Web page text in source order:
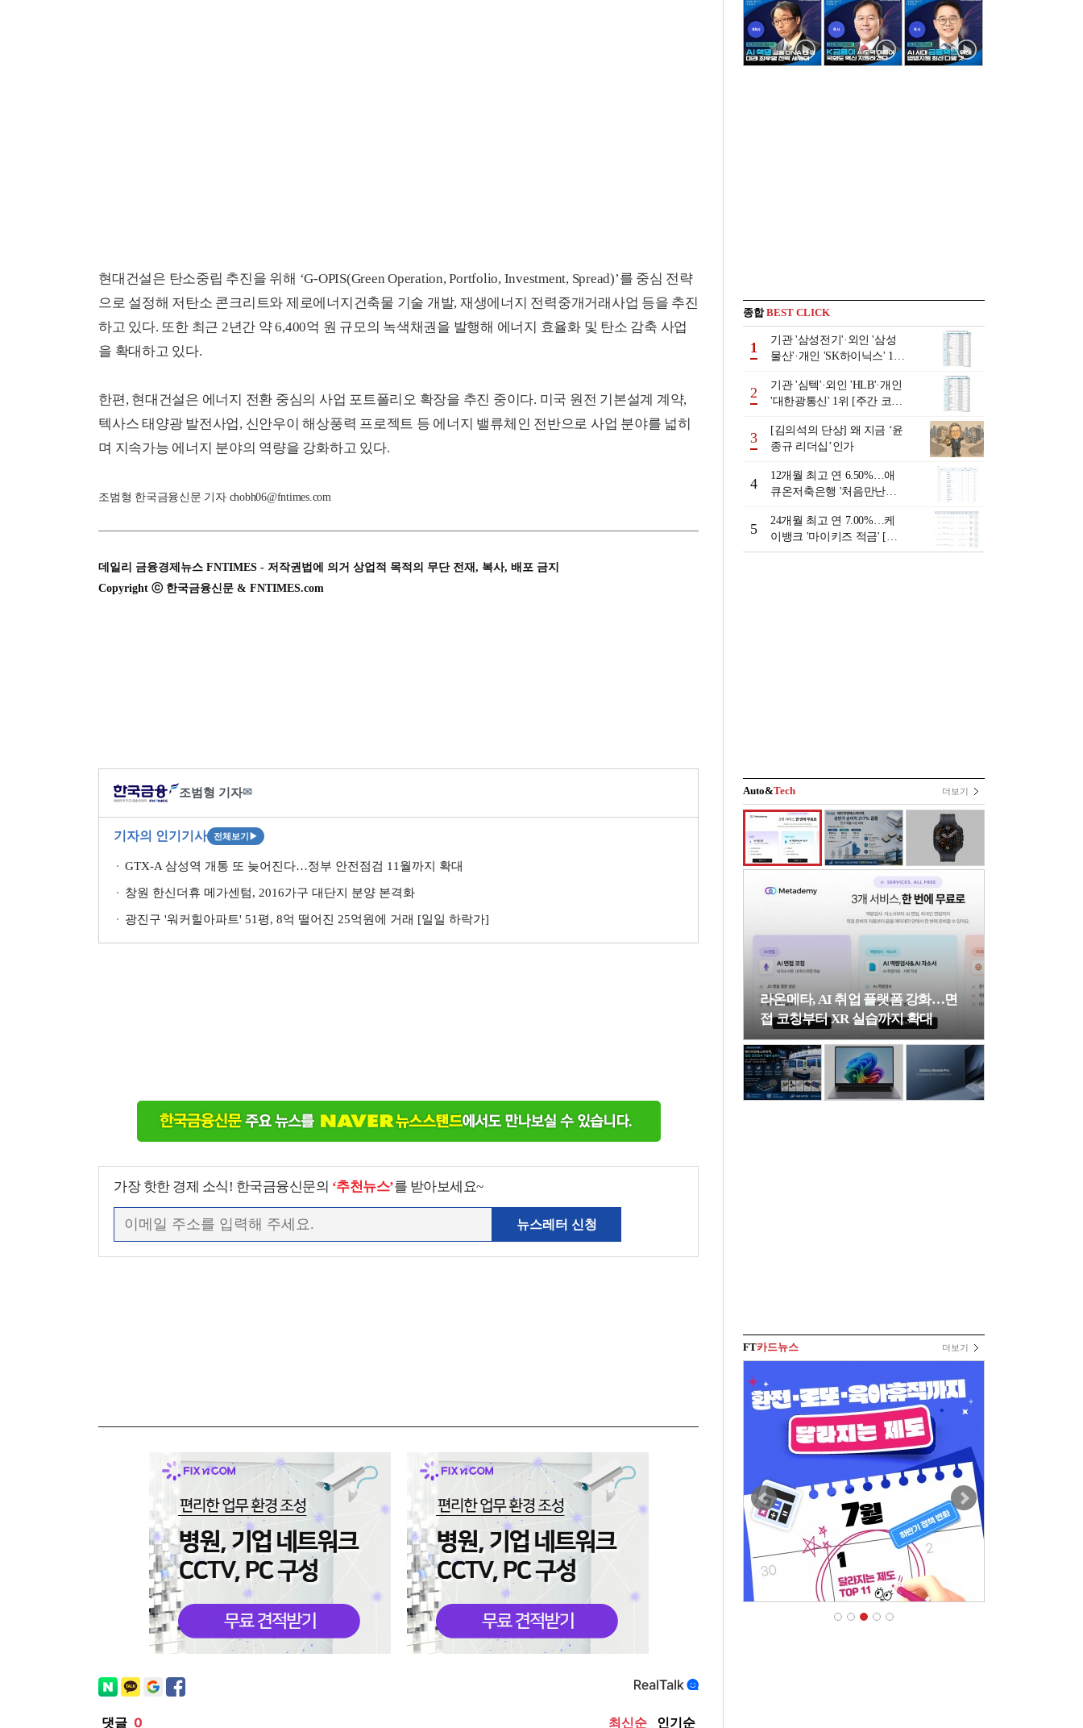
현대건설은 탄소중립 추진을 위해 ‘G-OPIS(Green Operation, Portfolio, Investment, Spread)’를 중심 전략
으로 설정해 저탄소 콘크리트와 제로에너지건축물 기술 개발, 재생에너지 전력중개거래사업 등을 추진
하고 있다. 또한 최근 2년간 약 6,400억 원 규모의 녹색채권을 발행해 에너지 효율화 및 탄소 감축 사업
을 확대하고 있다.
한편, 현대건설은 에너지 전환 중심의 사업 포트폴리오 확장을 추진 중이다. 미국 원전 기본설계 계약,
텍사스 태양광 발전사업, 신안우이 해상풍력 프로젝트 등 에너지 밸류체인 전반으로 사업 분야를 넓히
며 지속가능 에너지 분야의 역량을 강화하고 있다.
조범형 한국금융신문 기자 chobh06@fntimes.com
데일리 금융경제뉴스 FNTIMES - 저작권법에 의거 상업적 목적의 무단 전재, 복사, 배포 금지
Copyright ⓒ 한국금융신문 & FNTIMES.com
조범형 기자✉
기자의 인기기사 전체보기 ▶
GTX-A 삼성역 개통 또 늦어진다…정부 안전점검 11월까지 확대
창원 한신더휴 메가센텀, 2016가구 대단지 분양 본격화
광진구 '워커힐아파트' 51평, 8억 떨어진 25억원에 거래 [일일 하락가]
가장 핫한 경제 소식! 한국금융신문의 ‘추천뉴스’를 받아보세요~
뉴스레터 신청
종합BEST CLICK
1
기관 '삼성전기'·외인 '삼성
물산'·개인 'SK하이닉스' 1위
년 8월3일~8월7일]
2
기관 '심텍'·외인 'HLB'·개인
'대한광통신' 1위 [주간 코스
월7일]
3
[김의석의 단상] 왜 지금 ‘윤
종규 리더십’인가
4
12개월 최고 연 6.50%…애
큐온저축은행 '처음만난적
리-8월 2주]
5
24개월 최고 연 7.00%…케
이뱅크 '마이키즈 적금' [이
주의 은행 적금금리-8월 2
Auto&Tech 더보기
라온메타, AI 취업 플랫폼 강화…면
접 코칭부터 XR 실습까지 확대
FT카드뉴스 더보기